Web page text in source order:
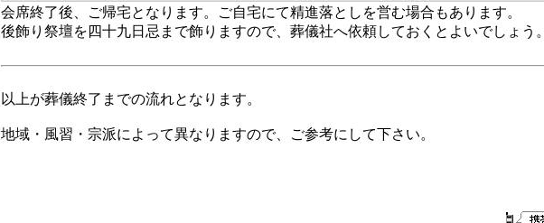
会席終了後、ご帰宅となります。ご自宅にて精進落としを営む場合もあります。
後飾り祭壇を四十九日忌まで飾りますので、葬儀社へ依頼しておくとよいでしょう。
以上が葬儀終了までの流れとなります。
地域・風習・宗派によって異なりますので、ご参考にして下さい。